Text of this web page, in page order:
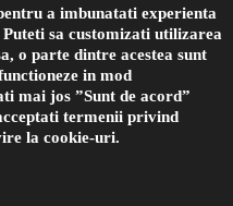
Politica cookie
caracter personal
a imbunatati experienta
sa customizati utilizarea
o parte dintre acestea sunt
in mod
mai jos ”Sunt de acord”
termenii privind
la cookie-uri.